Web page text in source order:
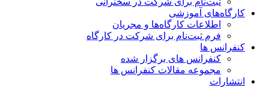
کارگاه‌های آموزشی
اطلاعات کارگاه‌ها و مجریان
فرم ثبت‌نام برای شرکت در کارگاه
کنفرانس ها
کنفرانس های برگزار شده
مجموعه مقالات کنفرانس ها
انتشارات